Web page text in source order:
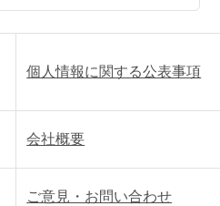
個人情報に関する公表事項
会社概要
ご意見・お問い合わせ